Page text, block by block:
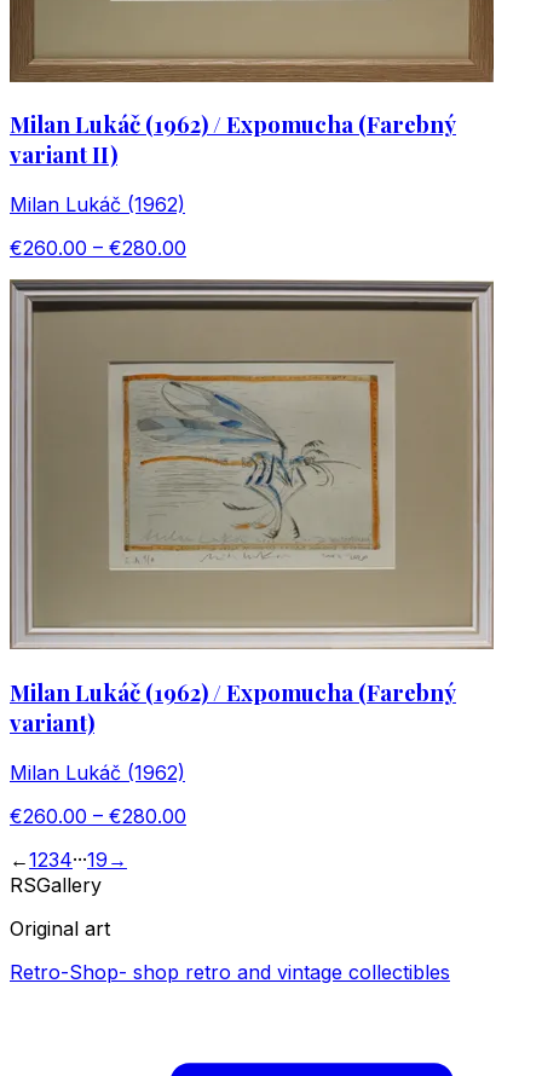
Milan Lukáč (1962) / Expomucha (Farebný
variant II)
Milan Lukáč (1962)
€260.00 – €280.00
Milan Lukáč (1962) / Expomucha (Farebný
variant)
Milan Lukáč (1962)
€260.00 – €280.00
←1234···19 →
RSGallery
Original art
Retro-Shop- shop retro and vintage collectibles